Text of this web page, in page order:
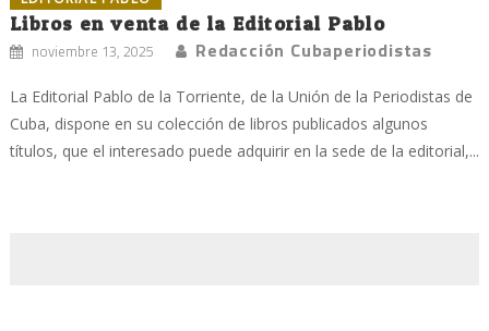
Libros en venta de la Editorial Pablo
noviembre 13, 2025 Redacción Cubaperiodistas
La Editorial Pablo de la Torriente, de la Unión de la Periodistas de
Cuba, dispone en su colección de libros publicados algunos
títulos, que el interesado puede adquirir en la sede de la editorial,...